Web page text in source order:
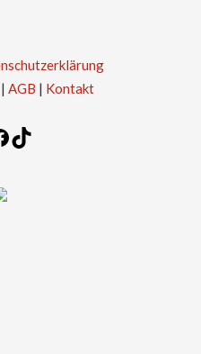
| AGB | Kontakt
Facebook